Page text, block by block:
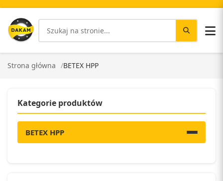
Strona główna BETEX HPP
Kategorie produktów
BETEX HPP